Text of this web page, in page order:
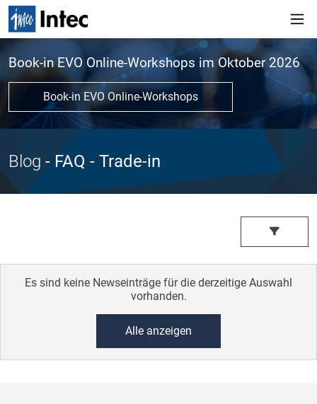
Book-in EVO Online-Workshops im Oktober 2026
Book-in EVO Online-Workshops
Blog - FAQ - Trade-in
Es sind keine Newseinträge für die derzeitige Auswahl
vorhanden.
Alle anzeigen